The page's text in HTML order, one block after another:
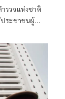
รวจแห่งชาติ
ประชาชนผู้
างเทคโนโลยี
รือแก้ไขปัญหา